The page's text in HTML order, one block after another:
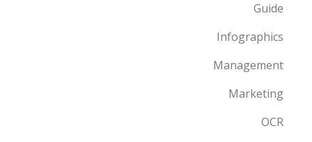
Guide
Infographics
Management
Marketing
OCR